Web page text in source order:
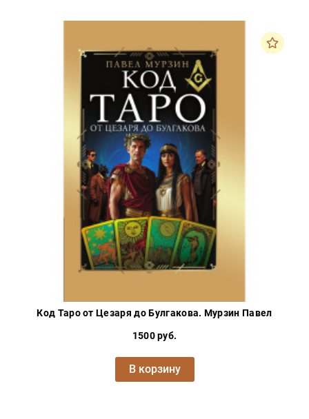
Код Таро от Цезаря до Булгакова. Мурзин Павел
1500 руб.
В корзину